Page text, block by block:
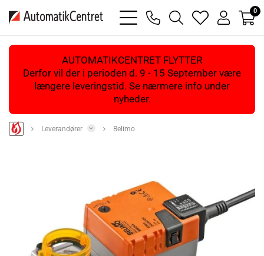
bars
light
phone
magnifying
glass
heart
light
user
light
0
AUTOMATIKCENTRET FLYTTER
Derfor vil der i perioden d. 9 - 15 September være
længere leveringstid. Se nærmere info under
nyheder.
Leverandører Belimo